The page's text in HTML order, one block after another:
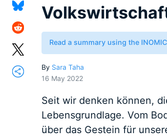
Read a summary using the
By Sara Taha
16 May 2022
Seit wir denken können,
Lebensgrundlage. Vom
über das Gestein für